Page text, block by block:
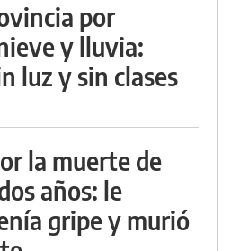
por
y lluvia:
luz y sin clases
la muerte de
años: le
gripe y murió